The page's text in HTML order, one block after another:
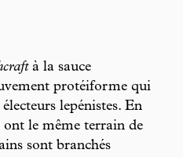
à la sauce
protéiforme qui
lepénistes. En
ont le même terrain de
sont branchés